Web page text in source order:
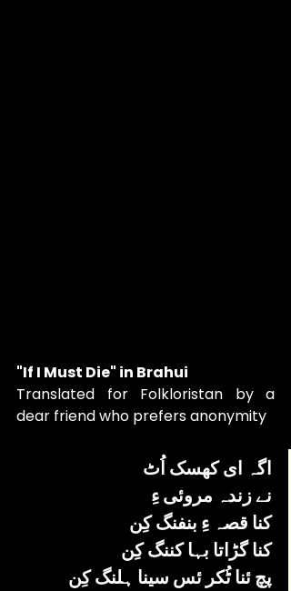
"If I Must Die" in Brahui
Translated for Folkloristan by a
dear friend who prefers anonymity
اگہ ای کھسک اُٹ
نے زندہ مروئی ءِ
کنا قصہ ءِ بنفنگ کِن
کنا گڑاتا بہا کننگ کِن
پچ ئنا ٹُکر ئس سینا ہلنگ کِن